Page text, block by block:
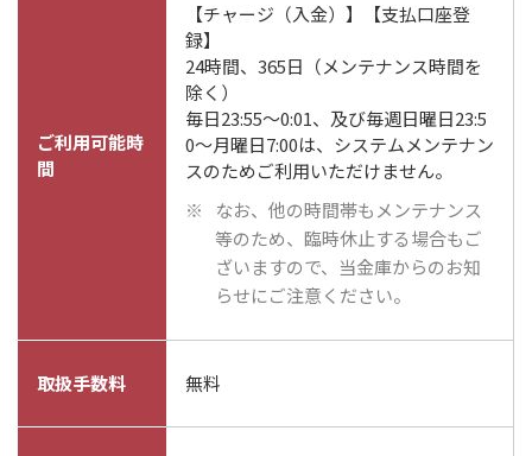
ご利用可能時
間
【チャージ（入金）】【支払口座登
録】
24時間、365日（メンテナンス時間を
除く）
毎日23:55～0:01、及び毎週日曜日23:5
0～月曜日7:00は、システムメンテナン
スのためご利用いただけません。
なお、他の時間帯もメンテナンス
等のため、臨時休止する場合もご
ざいますので、当金庫からのお知
らせにご注意ください。
取扱手数料 無料